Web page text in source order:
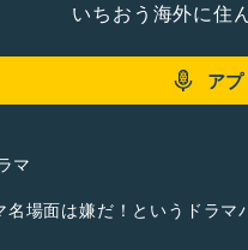
いちおう海外に住
ア
マ
名場面は嫌だ！というドラ
本にしてもらうAI生成ドラ